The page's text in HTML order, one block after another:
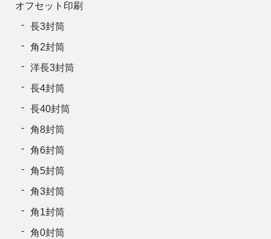
オフセット印刷
長3封筒
角2封筒
洋長3封筒
長4封筒
長40封筒
角8封筒
角6封筒
角5封筒
角3封筒
角1封筒
角0封筒